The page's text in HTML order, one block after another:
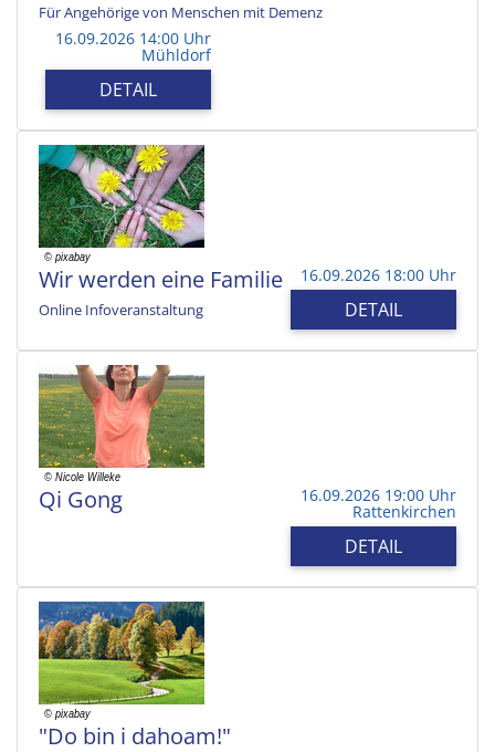
Für Angehörige von Menschen mit Demenz
16.09.2026 14:00 Uhr
Mühldorf
DETAIL
Wir werden eine Familie
Online Infoveranstaltung
16.09.2026 18:00 Uhr
DETAIL
Qi Gong 16.09.2026 19:00 Uhr
Rattenkirchen
DETAIL
"Do bin i dahoam!"